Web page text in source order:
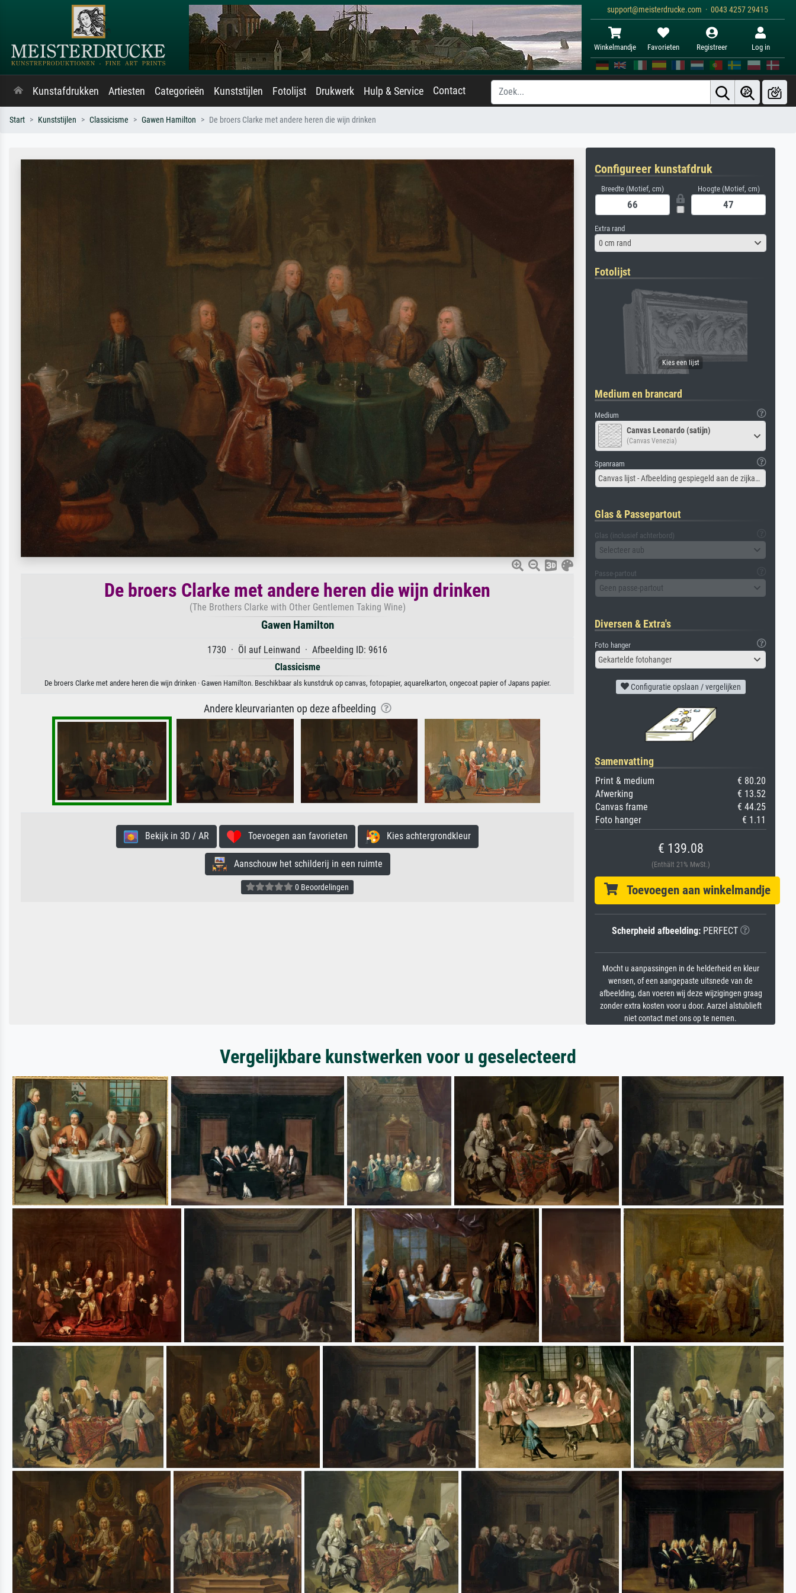
support@meisterdrucke.com · 0043 4257 29415
Winkelmandje Favorieten Registreer Log in
Kunstafdrukken Artiesten Categorieën Kunststijlen Fotolijst Drukwerk Hulp & Service Contact
Start Kunststijlen Classicisme Gawen Hamilton De broers Clarke met andere heren die wijn drinken
De broers Clarke met andere heren die wijn drinken
(The Brothers Clarke with Other Gentlemen Taking Wine)
Gawen Hamilton
1730 · Öl auf Leinwand · Afbeelding ID: 9616
Classicisme
De broers Clarke met andere heren die wijn drinken · Gawen Hamilton. Beschikbaar als kunstdruk op canvas, fotopapier, aquarelkarton, ongecoat papier of Japans papier.
Andere kleurvarianten op deze afbeelding
Bekijk in 3D / AR Toevoegen aan favorieten Kies achtergrondkleur
Aanschouw het schilderij in een ruimte
0 Beoordelingen
Configureer kunstafdruk
Breedte (Motief, cm) Hoogte (Motief, cm)
Extra rand
0 cm rand
Fotolijst
Medium en brancard
Medium
Canvas Leonardo (satijn)
(Canvas Venezia)
Spanraam
Canvas lijst - Afbeelding gespiegeld aan de zijkant
Glas & Passepartout
Glas (inclusief achterbord)
Selecteer aub
Passe-partout
Geen passe-partout
Diversen & Extra's
Foto hanger
Gekartelde fotohanger
Configuratie opslaan / vergelijken
Samenvatting
Print & medium
€ 80.20
Afwerking
€ 13.52
Canvas frame
€ 44.25
Foto hanger
€ 1.11
€ 139.08
(Enthält 21% MwSt.)
Toevoegen aan winkelmandje
Scherpheid afbeelding:PERFECT
Mocht u aanpassingen in de helderheid en kleur
wensen, of een aangepaste uitsnede van de
afbeelding, dan voeren wij deze wijzigingen graag
zonder extra kosten voor u door. Aarzel alstublieft
niet contact met ons op te nemen.
Vergelijkbare kunstwerken voor u geselecteerd